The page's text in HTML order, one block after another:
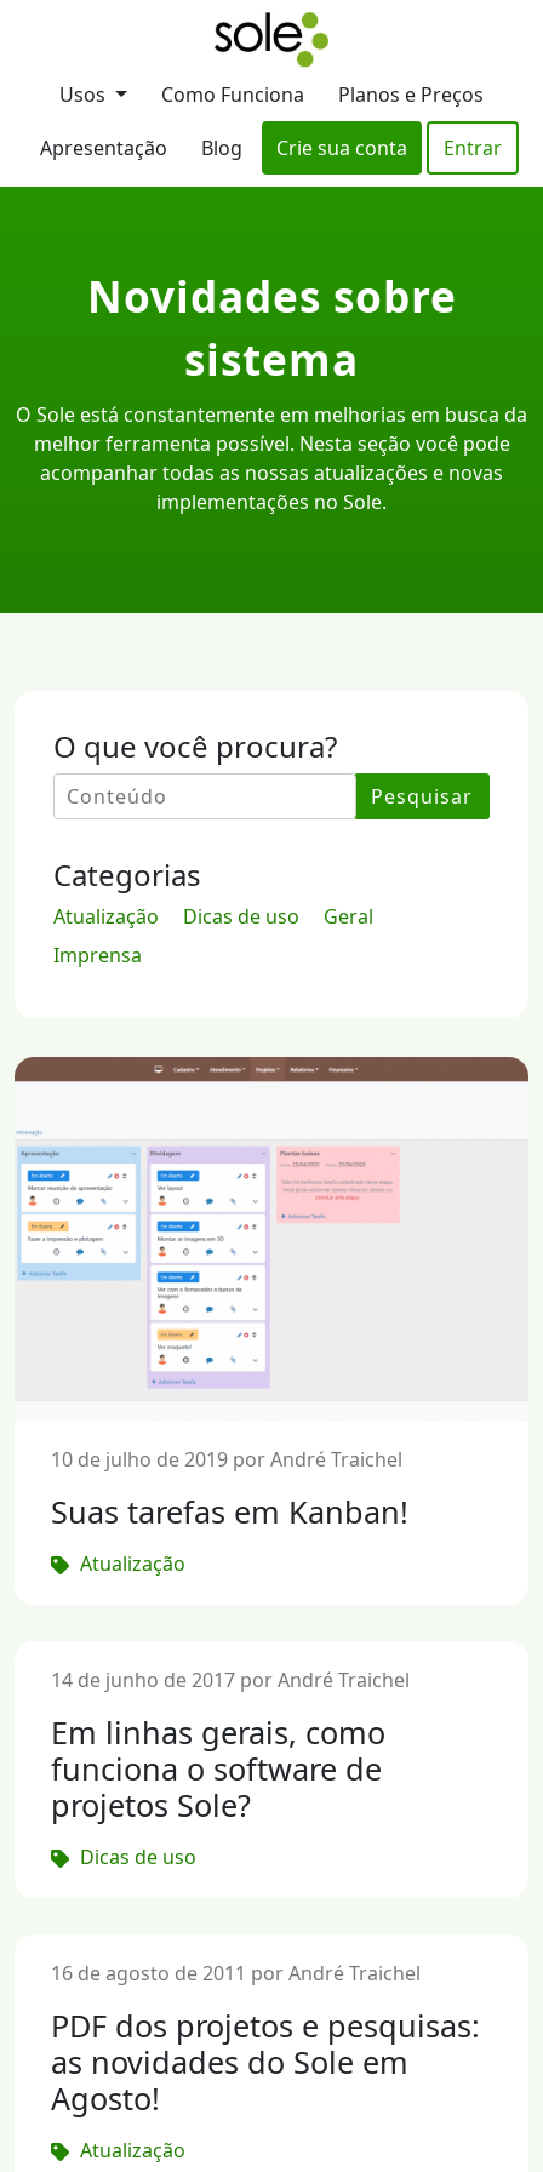
Usos Como Funciona
Planos e Preços
Apresentação
Blog Crie sua conta Entrar
Novidades sobre
sistema
O Sole está constantemente em melhorias em busca da
melhor ferramenta possível. Nesta seção você pode
acompanhar todas as nossas atualizações e novas
implementações no Sole.
O que você procura?
Pesquisar
Categorias
Atualização Dicas de uso
Geral
Imprensa
10 de julho de 2019 por André Traichel
Suas tarefas em Kanban!
Atualização
14 de junho de 2017 por André Traichel
Em linhas gerais, como
funciona o software de
projetos Sole?
Dicas de uso
16 de agosto de 2011 por André Traichel
PDF dos projetos e pesquisas:
as novidades do Sole em
Agosto!
Atualização